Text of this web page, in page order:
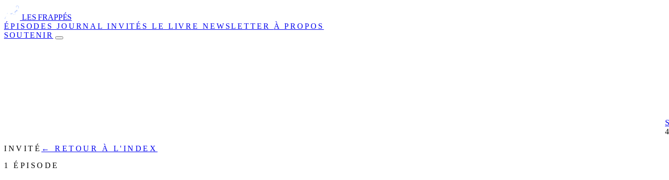
LES FRAPPÉS
ÉPISODES JOURNAL INVITÉSLE LIVRE NEWSLETTER À PROPOS
SOUTENIR
INVITÉ ← RETOUR À L'INDEX
1 ÉPISODE